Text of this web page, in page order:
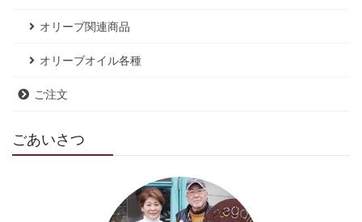
オリーブ関連商品
オリーブオイル各種
ご注文
ごあいさつ